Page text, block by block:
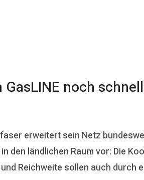
noch
erweitert sein Netz
den ländlichen Raum vor: Die
Reichweite sollen auch durch